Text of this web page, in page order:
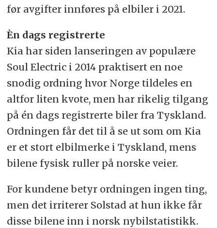
før avgifter innføres på elbiler i 2021.
Èn dags registrerte
Kia har siden lanseringen av populære
Soul Electric i 2014 praktisert en noe
snodig ordning hvor Norge tildeles en
altfor liten kvote, men har rikelig tilgang
på én dags registrerte biler fra Tyskland.
Ordningen får det til å se ut som om Kia
er et stort elbilmerke i Tyskland, mens
bilene fysisk ruller på norske veier.
For kundene betyr ordningen ingen ting,
men det irriterer Solstad at hun ikke får
disse bilene inn i norsk nybilstatistikk.